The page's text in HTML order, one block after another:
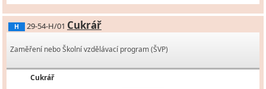
H 29-54-H/01 Cukrář
Zaměření nebo Školní vzdělávací program (ŠVP)
Cukrář